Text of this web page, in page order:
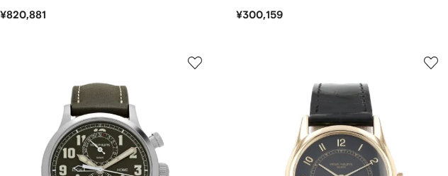
¥820,881 ¥300,159